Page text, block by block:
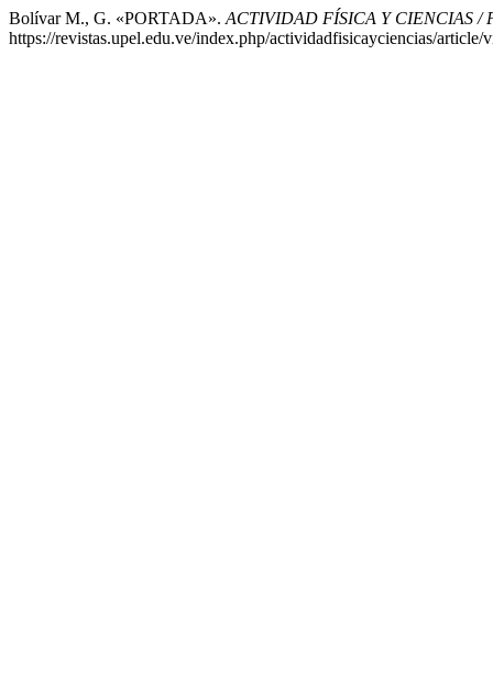
Bolívar M., G. «PORTADA». ACTIVIDAD FÍSICA Y CIENCIAS /
https://revistas.upel.edu.ve/index.php/actividadfisicayciencias/article/